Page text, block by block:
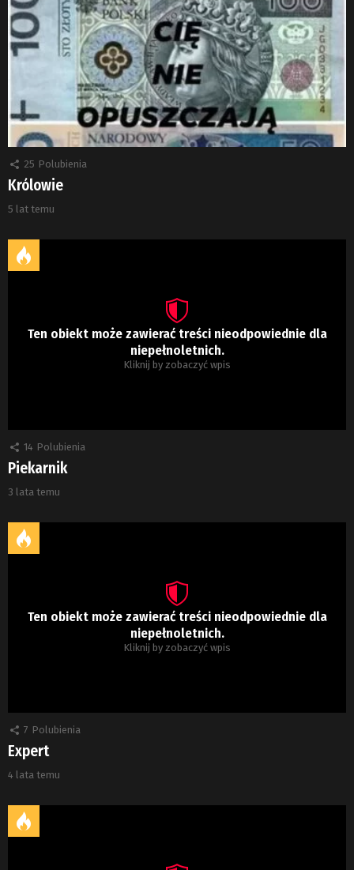
25 Polubienia
Królowie
5 lat temu
Ten obiekt może zawierać treści nieodpowiednie dla
niepełnoletnich.
Kliknij by zobaczyć wpis
14 Polubienia
Piekarnik
3 lata temu
Ten obiekt może zawierać treści nieodpowiednie dla
niepełnoletnich.
Kliknij by zobaczyć wpis
7 Polubienia
Expert
4 lata temu